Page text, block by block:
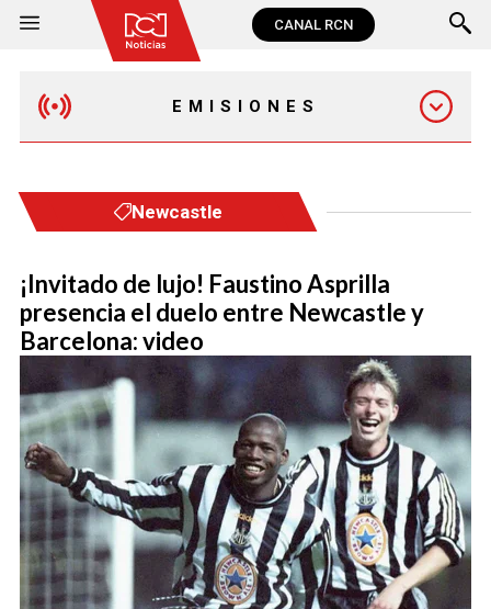
CANAL RCN
EMISIONES
EMISIÓN 7:00 PM
EMISIÓN 11:30 PM
Newcastle
¡Invitado de lujo! Faustino Asprilla
presencia el duelo entre Newcastle y
Barcelona: video